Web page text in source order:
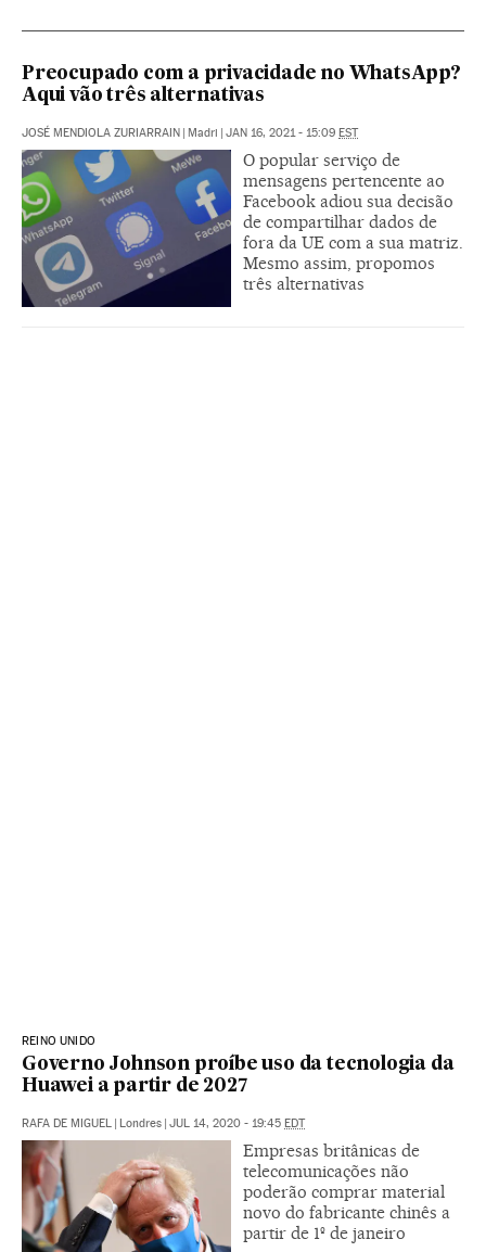
Preocupado com a privacidade no WhatsApp?
Aqui vão três alternativas
JOSÉ MENDIOLA ZURIARRAIN Madri JAN 16, 2021 - 15:09 EST
O popular serviço de
mensagens pertencente ao
Facebook adiou sua decisão
de compartilhar dados de
fora da UE com a sua matriz.
Mesmo assim, propomos
três alternativas
REINO UNIDO
Governo Johnson proíbe uso da tecnologia da
Huawei a partir de 2027
RAFA DE MIGUEL Londres JUL 14, 2020 - 19:45 EDT
Empresas britânicas de
telecomunicações não
poderão comprar material
novo do fabricante chinês a
partir de 1º de janeiro